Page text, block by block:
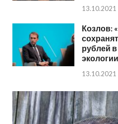
13.10.2021
Козлов:
рублей
13.10.2021